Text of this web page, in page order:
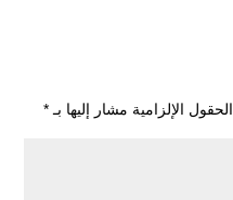
الحقول الإلزامية مشار إليها بـ *